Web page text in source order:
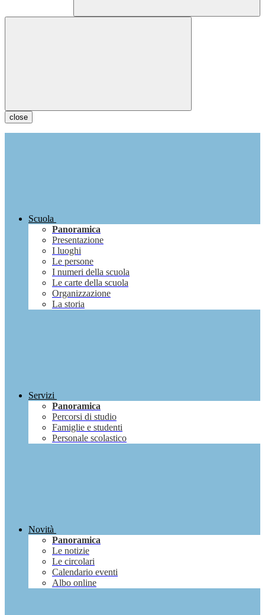
close
Scuola
Panoramica
Presentazione
I luoghi
Le persone
I numeri della scuola
Le carte della scuola
Organizzazione
La storia
Servizi
Panoramica
Percorsi di studio
Famiglie e studenti
Personale scolastico
Novità
Panoramica
Le notizie
Le circolari
Calendario eventi
Albo online